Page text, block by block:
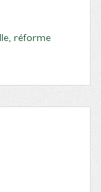
, réforme